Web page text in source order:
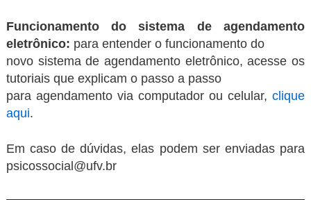
Funcionamento do sistema de agendamento
eletrônico: para entender o funcionamento do
novo sistema de agendamento eletrônico, acesse os
tutoriais que explicam o passo a passo
para agendamento via computador ou celular,clique
aqui.
Em caso de dúvidas, elas podem ser enviadas para
psicossocial@ufv.br